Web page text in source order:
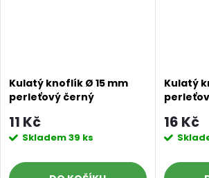
Kulatý knoflík Ø 15 mm
perleťový černý
11 Kč
Skladem39 ks
Kulatý
16 Kč